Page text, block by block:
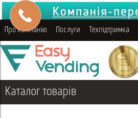
Про компанію Послуги Техпідтримка
Каталог товарів